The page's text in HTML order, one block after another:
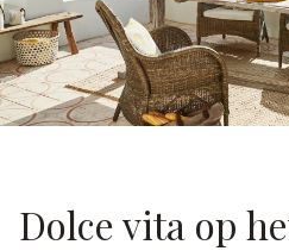
Dolce vita op